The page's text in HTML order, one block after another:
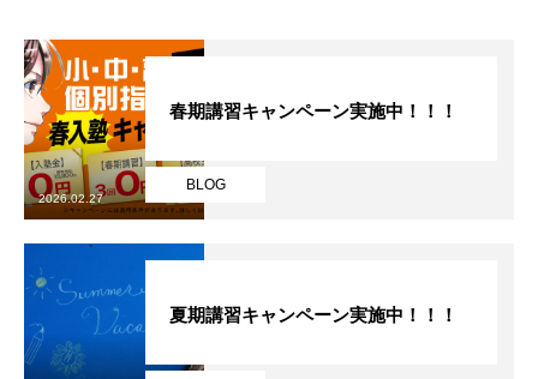
BLOG
春期講習キャンペーン実施中！！！
2026.02.27
夏期講習キャンペーン実施中！！！